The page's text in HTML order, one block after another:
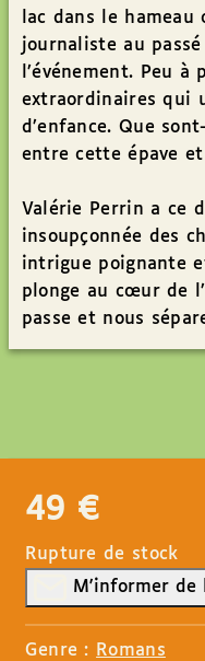
lac dans le
journaliste au
l’événement. Peu
extraordinaires qui
d’enfance. Que
entre cette épave
Valérie Perrin a ce
insoupçonnée des
intrigue poignante
plonge au cœur de
passe et nous
49 €
Rupture de stock
M'informer de
Genre : Romans